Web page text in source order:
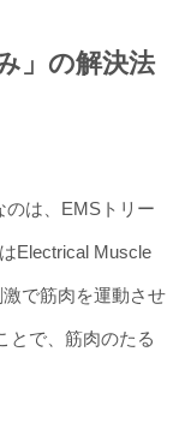
」の解決法
のは、EMSトリー
Electrical Muscle
で筋肉を運動させ
とで、筋肉のたる